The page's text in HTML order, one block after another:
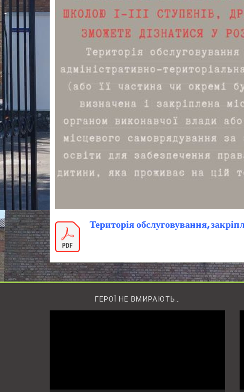
Територія обслуговування,
ГЕРОЇ НЕ ВМИРАЮТЬ…